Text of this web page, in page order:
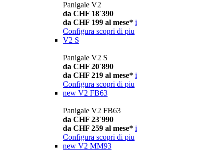
Panigale V2
da CHF 18´390
da CHF 199 al mese* i
Configura scopri di piu
V2 S
Panigale V2 S
da CHF 20´890
da CHF 219 al mese* i
Configura scopri di piu
new V2 FB63
Panigale V2 FB63
da CHF 23´990
da CHF 259 al mese* i
Configura scopri di piu
new V2 MM93